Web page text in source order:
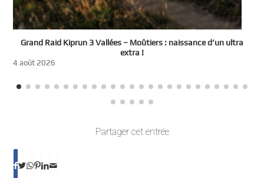
Grand Raid Kiprun 3 Vallées – Moûtiers : naissance d’un ultra
extra !
4 août 2026
Partager cet entrée